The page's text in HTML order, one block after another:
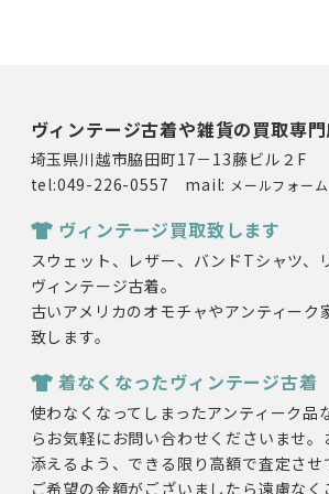
ヴィンテージ古着や雑貨の買取専
埼玉県川越市脇田町17－13藤ビル２F
tel:049-226-0557 mail: メールフォーム
ヴィンテージ買取致します
スウェット、レザー、バンドTシャツ、
ヴィンテージ古着。
古いアメリカのオモチャやアンティーク
致します。
着なくなったヴィンテージ古着
使わなくなってしまったアンティーク品
らお気軽にお問い合わせくださいませ
添えるよう、できる限り高額で査定させ
ご希望の金額がございましたら遠慮なく